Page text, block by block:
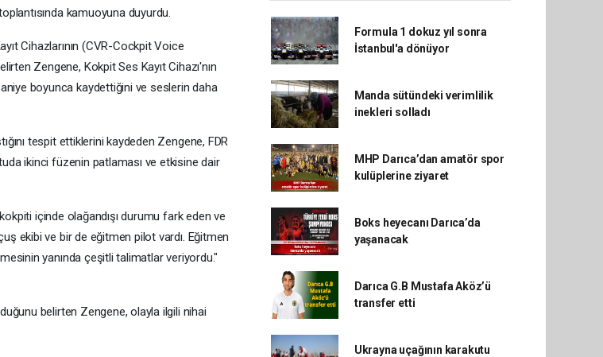
kamuoyuna duyurdu.
Cihazlarının (CVR-Cockpit Voice
Zengene, Kokpit Ses Kayıt Cihazı'nın
boyunca kaydettiğini ve seslerin daha
tespit ettiklerini kaydeden Zengene, FDR
ikinci füzenin patlaması ve etkisine dair
içinde olağandışı durumu fark eden ve
ekibi ve bir de eğitmen pilot vardı. Eğitmen
yanında çeşitli talimatlar veriyordu."
belirten Zengene, olayla ilgili nihai
Formula 1 dokuz yıl sonra
İstanbul'a dönüyor
Manda sütündeki verimlilik
inekleri solladı
MHP Darıca’dan amatör spor
kulüplerine ziyaret
Boks heyecanı Darıca’da
yaşanacak
Darıca G.B Mustafa Aköz’ü
transfer etti
Ukrayna uçağının karakutu